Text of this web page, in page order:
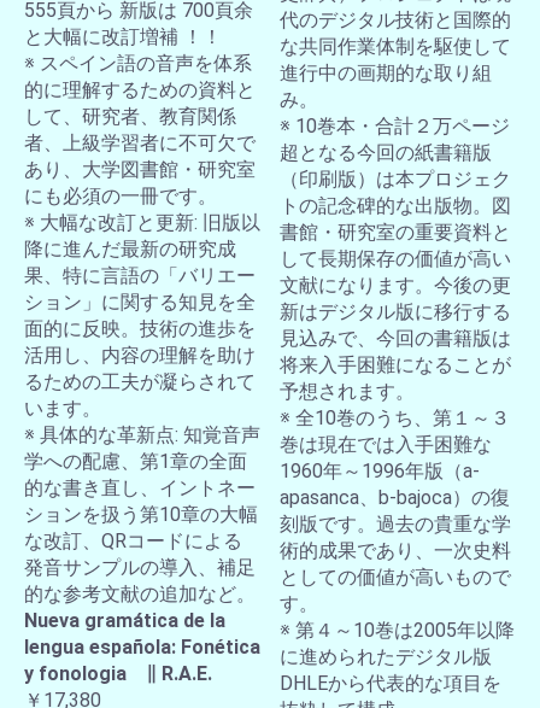
555頁から 新版は 700頁余
と大幅に改訂増補 ！！
※ スペイン語の音声を体系
的に理解するための資料と
して、研究者、教育関係
者、上級学習者に不可欠で
あり、大学図書館・研究室
にも必須の一冊です。
※ 大幅な改訂と更新: 旧版以
降に進んだ最新の研究成
果、特に言語の「バリエー
ション」に関する知見を全
面的に反映。技術の進歩を
活用し、内容の理解を助け
るための工夫が凝らされて
います。
※ 具体的な革新点: 知覚音声
学への配慮、第1章の全面
的な書き直し、イントネー
ションを扱う第10章の大幅
な改訂、QRコードによる
発音サンプルの導入、補足
的な参考文献の追加など。
Nueva gramática de la
lengua española: Fonética
y fonologia ∥ R.A.E.
￥17,380
代のデジタル技術と国際的
な共同作業体制を駆使して
進行中の画期的な取り組
み。
※ 10巻本・合計２万ページ
超となる今回の紙書籍版
（印刷版）は本プロジェク
トの記念碑的な出版物。図
書館・研究室の重要資料と
して長期保存の価値が高い
文献になります。今後の更
新はデジタル版に移行する
見込みで、今回の書籍版は
将来入手困難になることが
予想されます。
※ 全10巻のうち、第１～３
巻は現在では入手困難な
1960年～1996年版（a-
apasanca、b-bajoca）の復
刻版です。過去の貴重な学
術的成果であり、一次史料
としての価値が高いもので
す。
※ 第４～10巻は2005年以降
に進められたデジタル版
DHLEから代表的な項目を